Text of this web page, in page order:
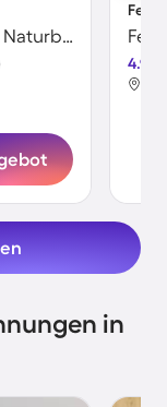
Ferienhaus mit Garten und Grill | Naturblick
4.9
in